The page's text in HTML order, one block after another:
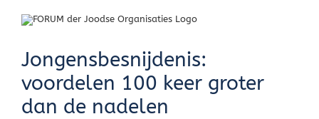
Jongensbesnijdenis:
voordelen 100 keer groter
dan de nadelen